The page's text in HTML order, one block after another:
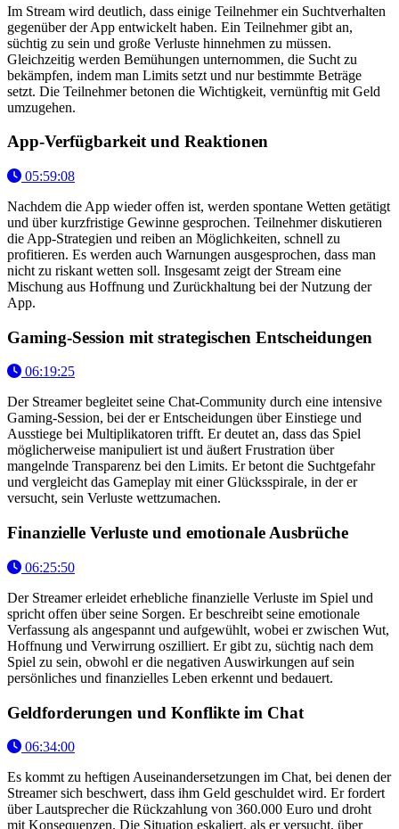
Im Stream wird deutlich, dass einige Teilnehmer ein Suchtverhalten
gegenüber der App entwickelt haben. Ein Teilnehmer gibt an,
süchtig zu sein und große Verluste hinnehmen zu müssen.
Gleichzeitig werden Bemühungen unternommen, die Sucht zu
bekämpfen, indem man Limits setzt und nur bestimmte Beträge
setzt. Die Teilnehmer betonen die Wichtigkeit, vernünftig mit Geld
umzugehen.
App-Verfügbarkeit und Reaktionen
05:59:08
Nachdem die App wieder offen ist, werden spontane Wetten getätigt
und über kurzfristige Gewinne gesprochen. Teilnehmer diskutieren
die App-Strategien und reiben an Möglichkeiten, schnell zu
profitieren. Es werden auch Warnungen ausgesprochen, dass man
nicht zu riskant wetten soll. Insgesamt zeigt der Stream eine
Mischung aus Hoffnung und Zurückhaltung bei der Nutzung der
App.
Gaming-Session mit strategischen Entscheidungen
06:19:25
Der Streamer begleitet seine Chat-Community durch eine intensive
Gaming-Session, bei der er Entscheidungen über Einstiege und
Ausstiege bei Multiplikatoren trifft. Er deutet an, dass das Spiel
möglicherweise manipuliert ist und äußert Frustration über
mangelnde Transparenz bei den Limits. Er betont die Suchtgefahr
und vergleicht das Gameplay mit einer Glücksspirale, in der er
versucht, sein Verluste wettzumachen.
Finanzielle Verluste und emotionale Ausbrüche
06:25:50
Der Streamer erleidet erhebliche finanzielle Verluste im Spiel und
spricht offen über seine Sorgen. Er beschreibt seine emotionale
Verfassung als angespannt und aufgewühlt, wobei er zwischen Wut,
Hoffnung und Verwirrung oszilliert. Er gibt zu, süchtig nach dem
Spiel zu sein, obwohl er die negativen Auswirkungen auf sein
persönliches und finanzielles Leben erkennt und bedauert.
Geldforderungen und Konflikte im Chat
06:34:00
Es kommt zu heftigen Auseinandersetzungen im Chat, bei denen der
Streamer sich beschwert, dass ihm Geld geschuldet wird. Er fordert
über Lautsprecher die Rückzahlung von 360.000 Euro und droht
mit Konsequenzen. Die Situation eskaliert, als er versucht, über